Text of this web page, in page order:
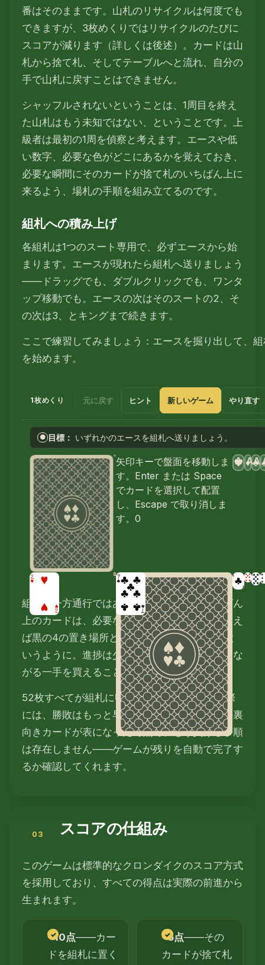
番はそのままです。山札のリサイクルは何度でも
できますが、3枚めくりではリサイクルのたびに
スコアが減ります（詳しくは後述）。カードは山
札から捨て札、そしてテーブルへと流れ、自分の
手で山札に戻すことはできません。
シャッフルされないということは、1周目を終え
た山札はもう未知ではない、ということです。上
級者は最初の1周を偵察と考えます。エースや低
い数字、必要な色がどこにあるかを覚えておき、
必要な瞬間にそのカードが捨て札のいちばん上に
来るよう、場札の手順を組み立てるのです。
組札への積み上げ
各組札は1つのスート専用で、必ずエースから始
まります。エースが現れたら組札へ送りましょう
——ドラッグでも、ダブルクリックでも、ワンタ
ップ移動でも。エースの次はそのスートの2、そ
の次は3、とキングまで続きます。
ここで練習してみましょう：エースを掘り出して、
を始めます。
1枚めくり 元に戻す ヒント 新しいゲーム やり直す
● 目標： いずれかのエースを組札へ送りましょう。
矢印キーで盤面を移動しま
す。Enter または Space
でカードを選択して配置
し、Escape で取り消しま
す。0
A
♥ A
♦ A
♣
組札は一方通行ではありません。組札のいちばん
上のカードは、必要なら場札に戻せます。たとえ
ば黒の4の置き場所として赤の5を呼び戻す、と
いうように。進捗は少し失いますが、勝利につな
がる一手を買えることがよくあります。
52枚すべてが組札に収まればクリアです。実際
には、勝敗はもっと早く決まります。すべての裏
向きカードが表になった時点で、もう負ける手順
は存在しません——ゲームが残りを自動で完了す
るか確認してくれます。
スコアの仕組み
このゲームは標準的なクロンダイクのスコア方式
を採用しており、すべての得点は実際の前進から
生まれます。
+10点——カー
ドを組札に置く
+5点——その
カードが捨て札